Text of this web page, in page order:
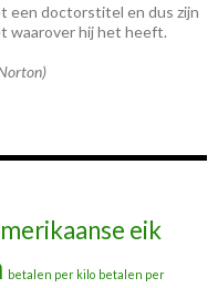
een doctorstitel en dus zijn
waarover hij het heeft.
eik
betalen per kilo betalen per